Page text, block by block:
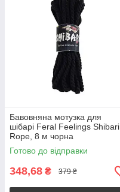
Бавовняна мотузка для
шібарі Feral Feelings Shibari
Rope, 8 м чорна
Готово до відправки
348,68 ₴ 379 ₴